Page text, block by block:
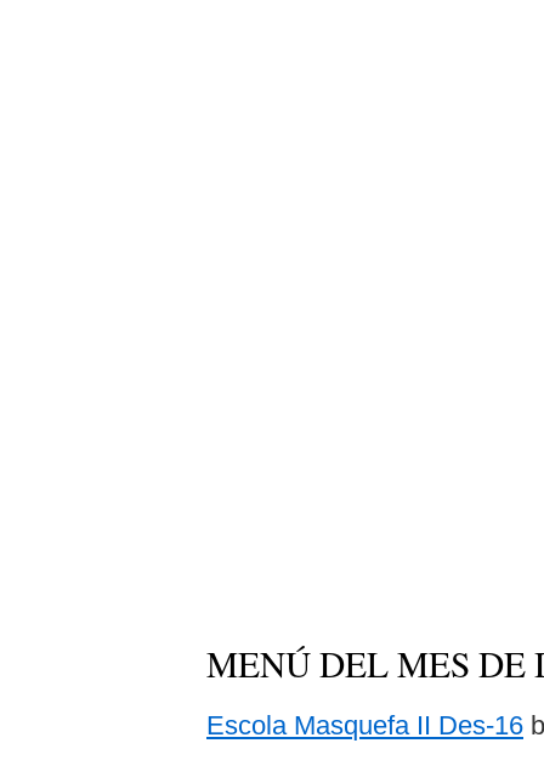
MENÚ DEL MES DE
Escola Masquefa II Des-16